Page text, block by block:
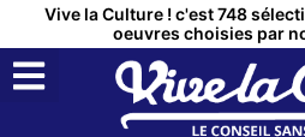
Vive la Culture ! c'est 748
oeuvres choisies par